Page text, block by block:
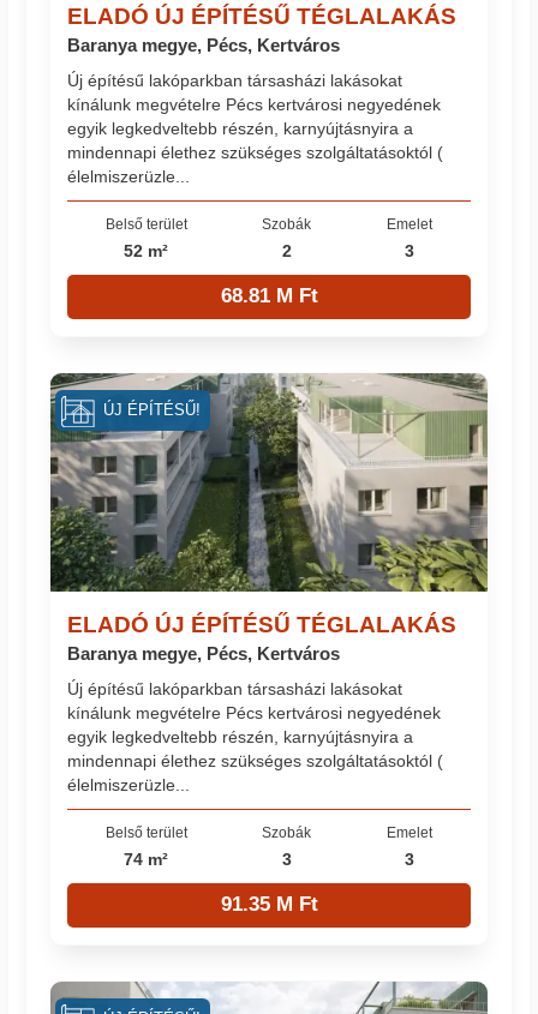
ELADÓ ÚJ ÉPÍTÉSŰ TÉGLALAKÁS
Baranya megye, Pécs, Kertváros
Új építésű lakóparkban társasházi lakásokat
kínálunk megvételre Pécs kertvárosi negyedének
egyik legkedveltebb részén, karnyújtásnyira a
mindennapi élethez szükséges szolgáltatásoktól (
élelmiszerüzle...
Belső terület
52 m²
Szobák
2
Emelet
3
68.81 M Ft
ELADÓ ÚJ ÉPÍTÉSŰ TÉGLALAKÁS
Baranya megye, Pécs, Kertváros
Új építésű lakóparkban társasházi lakásokat
kínálunk megvételre Pécs kertvárosi negyedének
egyik legkedveltebb részén, karnyújtásnyira a
mindennapi élethez szükséges szolgáltatásoktól (
élelmiszerüzle...
Belső terület
74 m²
Szobák
3
Emelet
3
91.35 M Ft
ÚJ ÉPÍTÉSŰ!